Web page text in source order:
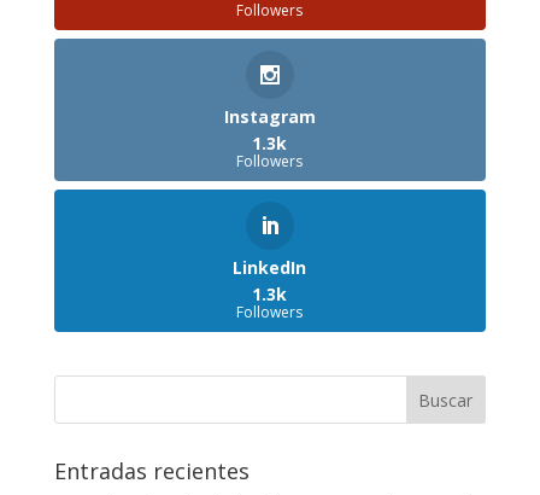
Followers
Instagram
1.3k
Followers
LinkedIn
1.3k
Followers
Entradas recientes